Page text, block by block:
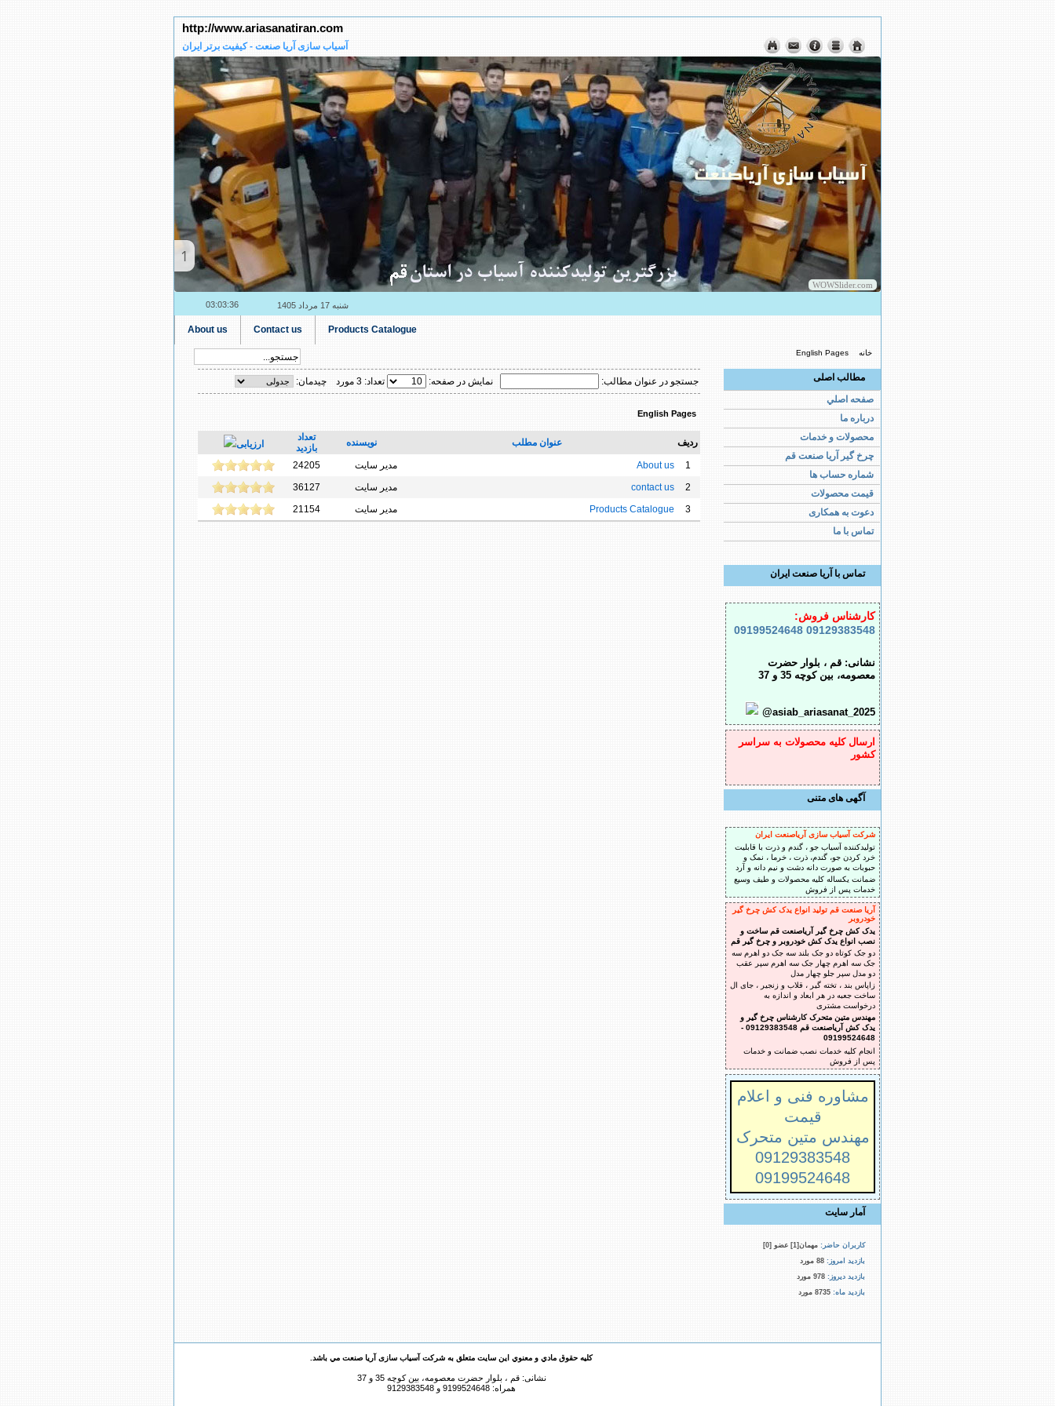
http://www.ariasanatiran.com
آسیاب سازی آریا صنعت - کیفیت برتر ایران
WOWSlider.com
شنبه 17 مرداد 1405 03:03:37
About us Contact us Products Catalogue
خانه English Pages
مطالب اصلی
صفحه اصلي
درباره ما
محصولات و خدمات
چرخ گیر آریا صنعت قم
شماره حساب ها
قیمت محصولات
دعوت به همکاری
تماس با ما
تماس با آریا صنعت ایران
کارشناس فروش:
09129383548
09199524648
نشانی: قم ، بلوار حضرت
معصومه، بین کوچه 35 و 37
@asiab_ariasanat_2025
ارسال کلیه محصولات به سراسر
کشور
آگهی های متنی
شرکت آسیاب سازی آریاصنعت ایران
تولیدکننده آسیاب جو ، گندم و ذرت با قابلیت
خرد کردن جو، گندم، ذرت ، خرما ، نمک و
حبوبات به صورت دانه دشت و نیم دانه و آرد
ضمانت یکساله کلیه محصولات و طیف وسیع
خدمات پس از فروش
آریا صنعت قم تولید انواع یدک کش چرخ گیر
خودروبر
یدک کش چرخ گیر آریاصنعت قم ساخت و
نصب انواع یدک کش خودروبر و چرخ گیر قم
دو جک کوتاه دو جک بلند سه جک دو اهرم سه
جک سه اهرم چهار جک سه اهرم سپر عقب
دو مدل سپر جلو چهار مدل
زاپاس بند ، تخته گیر ، قلاب و زنجیر ، جای ال
ساخت جعبه در هر ابعاد و اندازه به
درخواست مشتری
مهندس متین متحرک کارشناس چرخ گیر و
یدک کش آریاصنعت قم 09129383548 -
09199524648
انجام کلیه خدمات نصب ضمانت و خدمات
پس از فروش
مشاوره فنی و اعلام
قیمت
مهندس متین متحرک
09129383548
09199524648
آمار سایت
کاربران حاضر: مهمان[1] عضو [0]
بازدید امروز: 88 مورد
بازدید دیروز: 978 مورد
بازدید ماه: 8735 مورد
جستجو در عنوان مطالب: نمایش در صفحه: تعداد: 3 مورد چیدمان:
English Pages
ردیف عنوان مطلب نویسنده
تعداد
بازدید
ارزیابی
1
About us مدیر سایت
24205
2
contact us مدیر سایت
36127
3
Products Catalogue مدیر سایت 21154
کليه حقوق مادي و معنوي اين سايت متعلق به شرکت آسیاب سازی آریا صنعت مي باشد.
نشانی: قم ، بلوار حضرت معصومه، بین کوچه 35 و 37
همراه: 9199524648 و 9129383548